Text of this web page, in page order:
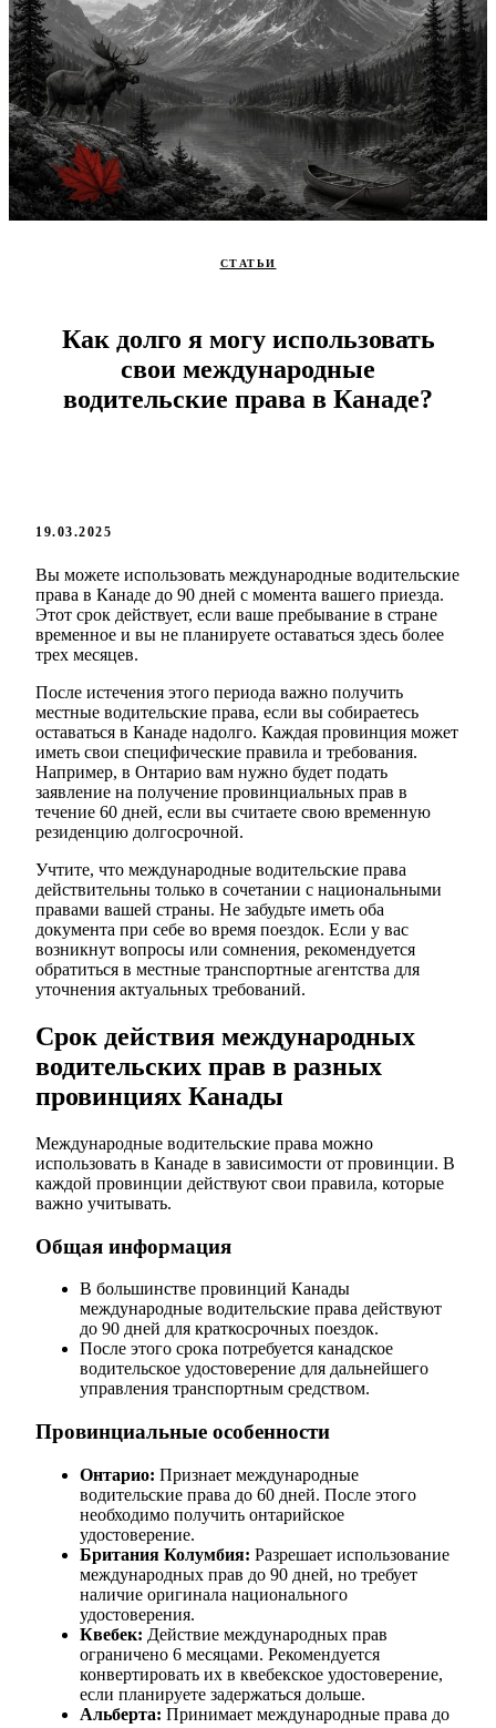
СТАТЬИ
Как долго я могу использовать
свои международные
водительские права в Канаде?
19.03.2025
Вы можете использовать международные водительские
права в Канаде до 90 дней с момента вашего приезда.
Этот срок действует, если ваше пребывание в стране
временное и вы не планируете оставаться здесь более
трех месяцев.
После истечения этого периода важно получить
местные водительские права, если вы собираетесь
оставаться в Канаде надолго. Каждая провинция может
иметь свои специфические правила и требования.
Например, в Онтарио вам нужно будет подать
заявление на получение провинциальных прав в
течение 60 дней, если вы считаете свою временную
резиденцию долгосрочной.
Учтите, что международные водительские права
действительны только в сочетании с национальными
правами вашей страны. Не забудьте иметь оба
документа при себе во время поездок. Если у вас
возникнут вопросы или сомнения, рекомендуется
обратиться в местные транспортные агентства для
уточнения актуальных требований.
Срок действия международных
водительских прав в разных
провинциях Канады
Международные водительские права можно
использовать в Канаде в зависимости от провинции. В
каждой провинции действуют свои правила, которые
важно учитывать.
Общая информация
В большинстве провинций Канады
международные водительские права действуют
до 90 дней для краткосрочных поездок.
После этого срока потребуется канадское
водительское удостоверение для дальнейшего
управления транспортным средством.
Провинциальные особенности
Онтарио: Признает международные
водительские права до 60 дней. После этого
необходимо получить онтарийское
удостоверение.
Британия Колумбия: Разрешает использование
международных прав до 90 дней, но требует
наличие оригинала национального
удостоверения.
Квебек: Действие международных прав
ограничено 6 месяцами. Рекомендуется
конвертировать их в квебекское удостоверение,
если планируете задержаться дольше.
Альберта: Принимает международные права до